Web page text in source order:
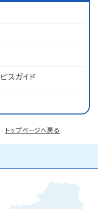
スガイド
トップページへ戻る